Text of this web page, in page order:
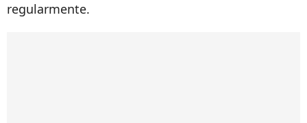
regularmente.